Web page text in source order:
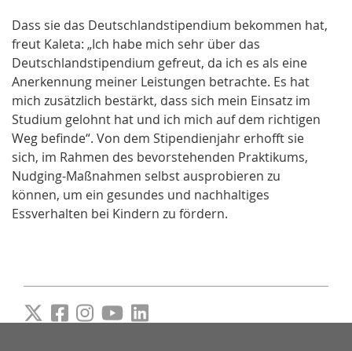
Dass sie das Deutschlandstipendium bekommen hat,
freut Kaleta: „Ich habe mich sehr über das
Deutschlandstipendium gefreut, da ich es als eine
Anerkennung meiner Leistungen betrachte. Es hat
mich zusätzlich bestärkt, dass sich mein Einsatz im
Studium gelohnt hat und ich mich auf dem richtigen
Weg befinde“. Von dem Stipendienjahr erhofft sie
sich, im Rahmen des bevorstehenden Praktikums,
Nudging-Maßnahmen selbst ausprobieren zu
können, um ein gesundes und nachhaltiges
Essverhalten bei Kindern zu fördern.